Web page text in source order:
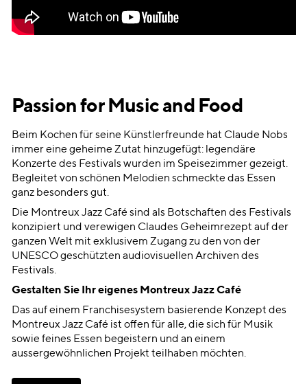
Passion for Music and Food
Beim Kochen für seine Künstlerfreunde hat Claude Nobs
immer eine geheime Zutat hinzugefügt: legendäre
Konzerte des Festivals wurden im Speisezimmer gezeigt.
Begleitet von schönen Melodien schmeckte das Essen
ganz besonders gut.
Die Montreux Jazz Café sind als Botschaften des Festivals
konzipiert und verewigen Claudes Geheimrezept auf der
ganzen Welt mit exklusivem Zugang zu den von der
UNESCO geschützten audiovisuellen Archiven des
Festivals.
Gestalten Sie Ihr eigenes Montreux Jazz Café
Das auf einem Franchisesystem basierende Konzept des
Montreux Jazz Café ist offen für alle, die sich für Musik
sowie feines Essen begeistern und an einem
aussergewöhnlichen Projekt teilhaben möchten.